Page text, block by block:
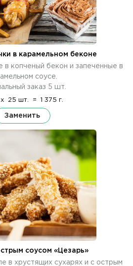
в карамельном беконе
в копченый бекон и запеченные в
соусе.
заказ 5 шт.
x 25 шт. = 1 375 г.
Заменить
соусом «Цезарь»
в хрустящих сухарях и с острым